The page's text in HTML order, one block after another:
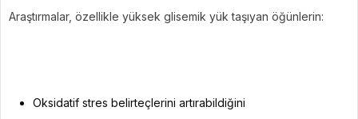
Araştırmalar, özellikle yüksek glisemik yük taşıyan öğünlerin:
Oksidatif stres belirteçlerini artırabildiğini